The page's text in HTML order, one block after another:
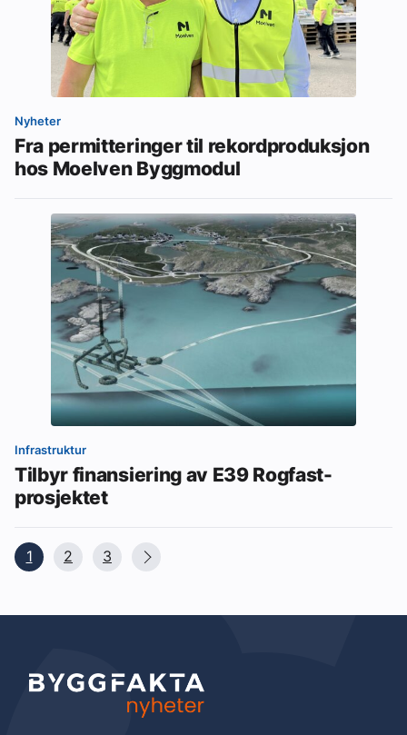
Nyheter
Fra permitteringer til rekordproduksjon
hos Moelven Byggmodul
Infrastruktur
Tilbyr finansiering av E39 Rogfast-
prosjektet
1 2 3